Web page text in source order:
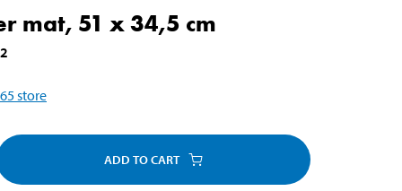
mat, 51 x 34,5 cm
65store
ADD TO CART